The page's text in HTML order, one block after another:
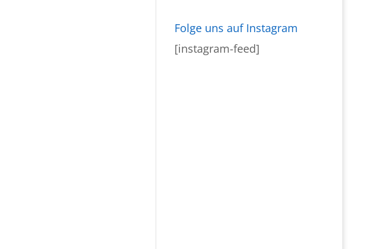
Folge uns auf Instagram
[instagram-feed]